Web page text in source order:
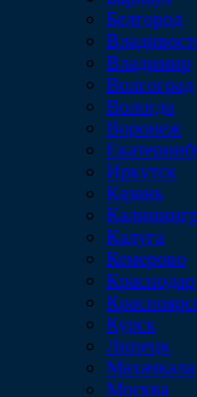
Белгород
Владимир
Волгоград
Вологда
Воронеж
Иркутск
Казань
Калуга
Кемерово
Краснодар
Курск
Липецк
Махачкала
Москва